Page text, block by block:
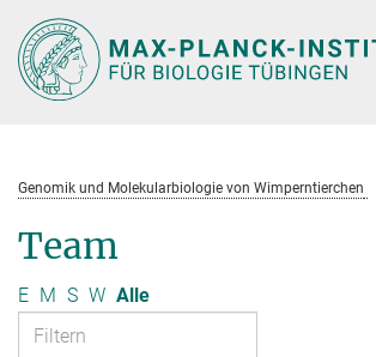
Hauptinhalt
Genomik und Molekularbiologie von Wimperntierchen
Team
E M S W Alle